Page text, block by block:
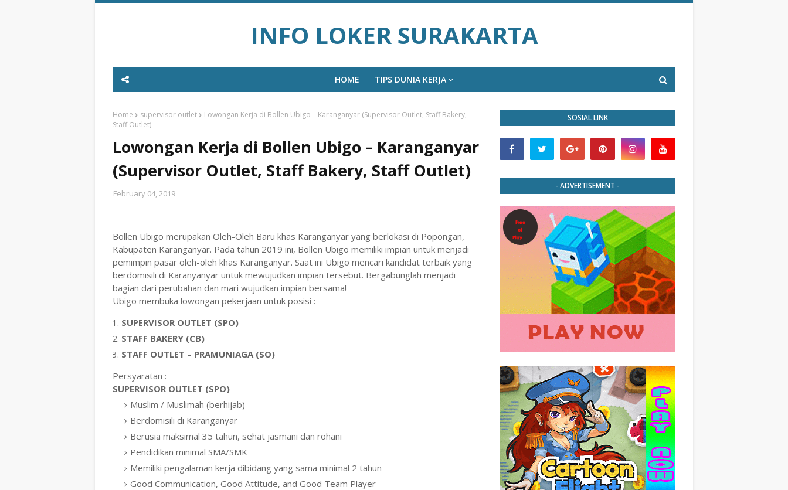
INFO LOKER SURAKARTA
HOME TIPS DUNIA KERJA
Home supervisor outlet
Lowongan Kerja di Bollen Ubigo – Karanganyar (Supervisor Outlet, Staff Bakery,
Staff Outlet)
Lowongan Kerja di Bollen Ubigo – Karanganyar
(Supervisor Outlet, Staff Bakery, Staff Outlet)
February 04, 2019
Bollen Ubigo merupakan Oleh-Oleh Baru khas Karanganyar yang berlokasi di Popongan,
Kabupaten Karanganyar. Pada tahun 2019 ini, Bollen Ubigo memiliki impian untuk menjadi
pemimpin pasar oleh-oleh khas Karanganyar. Saat ini Ubigo mencari kandidat terbaik yang
berdomisili di Karanyanyar untuk mewujudkan impian tersebut. Bergabunglah menjadi
bagian dari perubahan dan mari wujudkan impian bersama!
Ubigo membuka lowongan pekerjaan untuk posisi :
SUPERVISOR OUTLET (SPO)
STAFF BAKERY (CB)
STAFF OUTLET – PRAMUNIAGA (SO)
Persyaratan :
SUPERVISOR OUTLET (SPO)
Muslim / Muslimah (berhijab)
Berdomisili di Karanganyar
Berusia maksimal 35 tahun, sehat jasmani dan rohani
Pendidikan minimal SMA/SMK
Memiliki pengalaman kerja dibidang yang sama minimal 2 tahun
Good Communication, Good Attitude, and Good Team Player
SOSIAL LINK
- ADVERTISEMENT -